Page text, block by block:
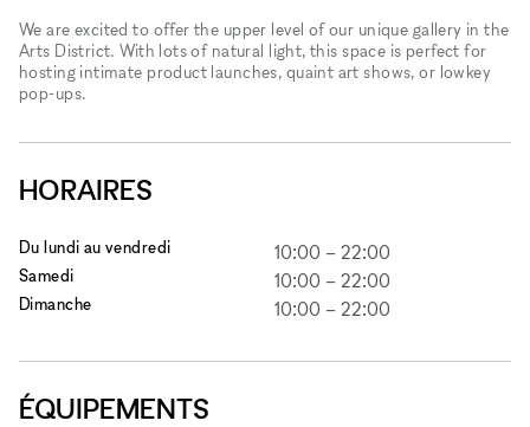
We are excited to offer the upper level of our unique gallery in the
Arts District. With lots of natural light, this space is perfect for
hosting intimate product launches, quaint art shows, or lowkey
pop-ups.
HORAIRES
Du lundi au vendredi 10:00 – 22:00
Samedi 10:00 – 22:00
Dimanche 10:00 – 22:00
ÉQUIPEMENTS